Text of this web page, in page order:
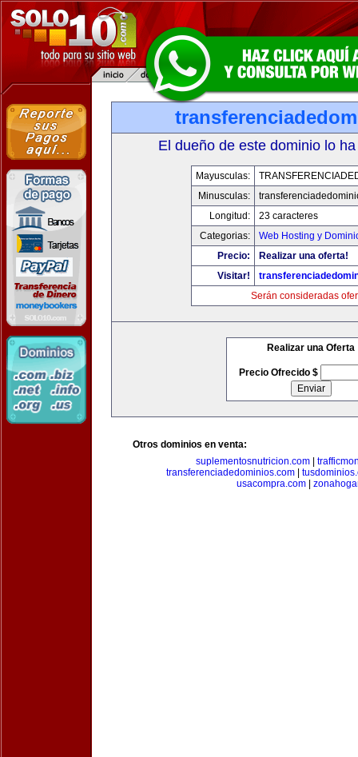
El dueño de este dominio lo
Mayusculas:
Minusculas:
Longitud:
23 caracteres
Categorias:
Web Hosting y
Precio:
Realizar una oferta!
Visitar!
Serán consideradas
Realizar una Oferta
Precio Ofrecido $
Otros dominios en venta:
suplementosnutricion.com|
transferenciadedominios.com|
usacompra.com